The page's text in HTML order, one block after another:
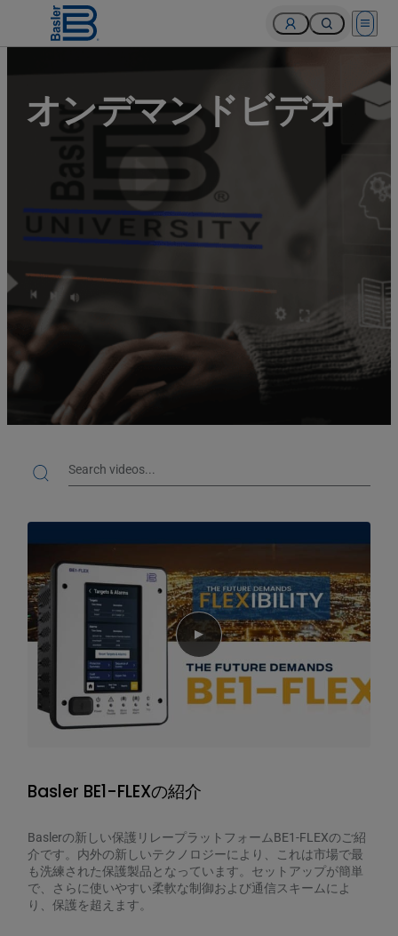
Open
オンデマンドビデオ
Search videos
Search
Play video
Basler BE1-FLEXの紹介
Baslerの新しい保護リレープラットフォームBE1-FLEXのご紹
介です。内外の新しいテクノロジーにより、これは市場で最
も洗練された保護製品となっています。セットアップが簡単
で、さらに使いやすい柔軟な制御および通信スキームによ
り、保護を超えます。